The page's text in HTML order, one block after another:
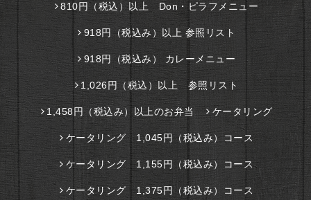
810円（税込）以上 Don・ピラフメニュー
918円（税込み）以上 参照リスト
918円（税込み） カレーメニュー
1,026円（税込）以上 参照リスト
1,458円（税込み）以上のお弁当 ケータリング
ケータリング 1,045円（税込み）コース
ケータリング 1,155円（税込み）コース
ケータリング 1,375円（税込み）コース